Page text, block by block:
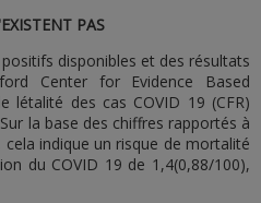
PAS
disponibles et des résultats
Center for Evidence Based
des cas COVID 19 (CFR)
la base des chiffres rapportés à
indique un risque de mortalité
du COVID 19 de 1,4(0,88/100),